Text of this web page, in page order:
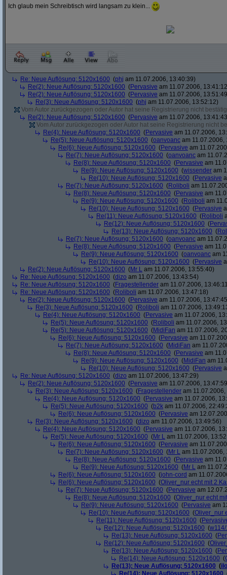
Ich glaub mein Schreibtisch wird langsam zu klein...
Re: Neue Auflösung: 5120x1600 (phj am 11.07.2006, 13:40:39)
Re(2): Neue Auflösung: 5120x1600 (Pervasive am 11.07.2006,
Re(2): Neue Auflösung: 5120x1600 (Pervasive am 11.07.2006,
Re(3): Neue Auflösung: 5120x1600 (phj am 11.07.2006, 13:52:12)
Vom Autor zurückgezogen oder Autor hat seine Registrierung nicht
Re(2): Neue Auflösung: 5120x1600 (Pervasive am 11.07.2006,
Vom Autor zurückgezogen oder Autor hat seine Registrierung nicht
Re(4): Neue Auflösung: 5120x1600 (Pervasive am 11.07.2006,
Re(5): Neue Auflösung: 5120x1600 (oanvoanc am 11.07.2006,
Re(6): Neue Auflösung: 5120x1600 (Pervasive am
Re(7): Neue Auflösung: 5120x1600 (oanvoanc am
Re(8): Neue Auflösung: 5120x1600 (Pervasive am
Re(9): Neue Auflösung: 5120x1600 (wissender am
Re(10): Neue Auflösung: 5120x1600 (Pervasive
Re(7): Neue Auflösung: 5120x1600 (Roliboli am
Re(8): Neue Auflösung: 5120x1600 (Pervasive am
Re(9): Neue Auflösung: 5120x1600 (Roliboli am
Re(10): Neue Auflösung: 5120x1600 (Pervasive
Re(11): Neue Auflösung: 5120x1600 (Roliboli
Re(12): Neue Auflösung: 5120x1600 (
Re(13): Neue Auflösung: 5120x1600 (
Re(7): Neue Auflösung: 5120x1600 (oanvoanc am
Re(8): Neue Auflösung: 5120x1600 (Pervasive am
Re(9): Neue Auflösung: 5120x1600 (oanvoanc am
Re(10): Neue Auflösung: 5120x1600 (Pervasive
Re(2): Neue Auflösung: 5120x1600 (Mr L am 11.07.2006, 13:55:40)
Re: Neue Auflösung: 5120x1600 (dizo am 11.07.2006, 13:43:54)
Re: Neue Auflösung: 5120x1600 (Fragestellender am 11.07.2006,
Re: Neue Auflösung: 5120x1600 (Roliboli am 11.07.2006, 13:47:18)
Re(2): Neue Auflösung: 5120x1600 (Pervasive am 11.07.2006,
Re(3): Neue Auflösung: 5120x1600 (Roliboli am 11.07.2006,
Re(4): Neue Auflösung: 5120x1600 (Pervasive am 11.07.2006,
Re(5): Neue Auflösung: 5120x1600 (Roliboli am 11.07.2006,
Re(5): Neue Auflösung: 5120x1600 (MidiFan am 11.07.2006,
Re(6): Neue Auflösung: 5120x1600 (Pervasive am
Re(7): Neue Auflösung: 5120x1600 (MidiFan am
Re(8): Neue Auflösung: 5120x1600 (Pervasive am
Re(9): Neue Auflösung: 5120x1600 (MidiFan am
Re(10): Neue Auflösung: 5120x1600 (Pervasive
Re: Neue Auflösung: 5120x1600 (dizo am 11.07.2006, 13:47:29)
Re(2): Neue Auflösung: 5120x1600 (Pervasive am 11.07.2006,
Re(3): Neue Auflösung: 5120x1600 (Fragestellender am
Re(4): Neue Auflösung: 5120x1600 (Pervasive am 11.07.2006,
Re(5): Neue Auflösung: 5120x1600 (b2k am 11.07.2006,
Re(6): Neue Auflösung: 5120x1600 (Pervasive am
Re(3): Neue Auflösung: 5120x1600 (dizo am 11.07.2006, 13:49:56)
Re(4): Neue Auflösung: 5120x1600 (Pervasive am 11.07.2006,
Re(5): Neue Auflösung: 5120x1600 (Mr L am 11.07.2006,
Re(6): Neue Auflösung: 5120x1600 (Pervasive am
Re(7): Neue Auflösung: 5120x1600 (Mr L am 11.07.2006,
Re(8): Neue Auflösung: 5120x1600 (Pervasive am
Re(9): Neue Auflösung: 5120x1600 (Mr L am
Re(6): Neue Auflösung: 5120x1600 (john-cord am
Re(6): Neue Auflösung: 5120x1600 (Oliver_nur echt mit 2
Re(7): Neue Auflösung: 5120x1600 (Pervasive am
Re(8): Neue Auflösung: 5120x1600 (Oliver_nur echt
Re(9): Neue Auflösung: 5120x1600 (Pervasive am
Re(10): Neue Auflösung: 5120x1600 (Oliver_nur
Re(11): Neue Auflösung: 5120x1600 (
Re(12): Neue Auflösung: 5120x1600 (
Re(13): Neue Auflösung: 5120x1600 (
Re(12): Neue Auflösung: 5120x1600 (
Re(13): Neue Auflösung: 5120x1600 (
Re(14): Neue Auflösung: 5120x1600 (
Re(13): Neue Auflösung: 5120x1600 (
Re(14): Neue Auflösung: 5120x1600